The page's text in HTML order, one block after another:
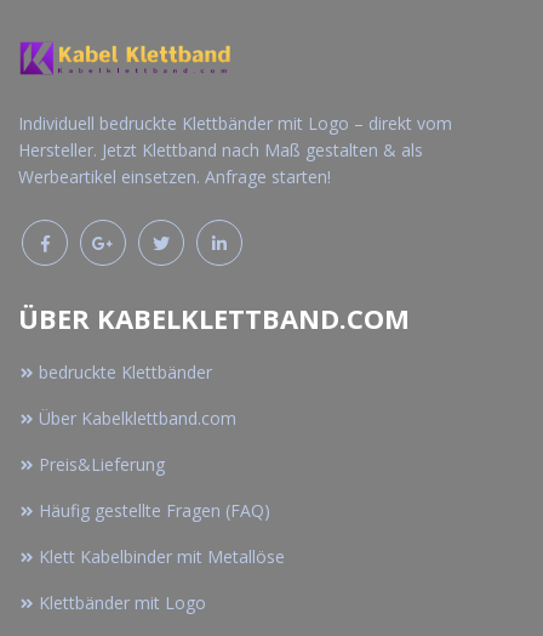
Individuell bedruckte Klettbänder mit Logo – direkt vom
Hersteller. Jetzt Klettband nach Maß gestalten & als
Werbeartikel einsetzen. Anfrage starten!
ÜBER KABELKLETTBAND.COM
bedruckte Klettbänder
Über Kabelklettband.com
Preis&Lieferung
Häufig gestellte Fragen (FAQ)
Klett Kabelbinder mit Metallöse
Klettbänder mit Logo